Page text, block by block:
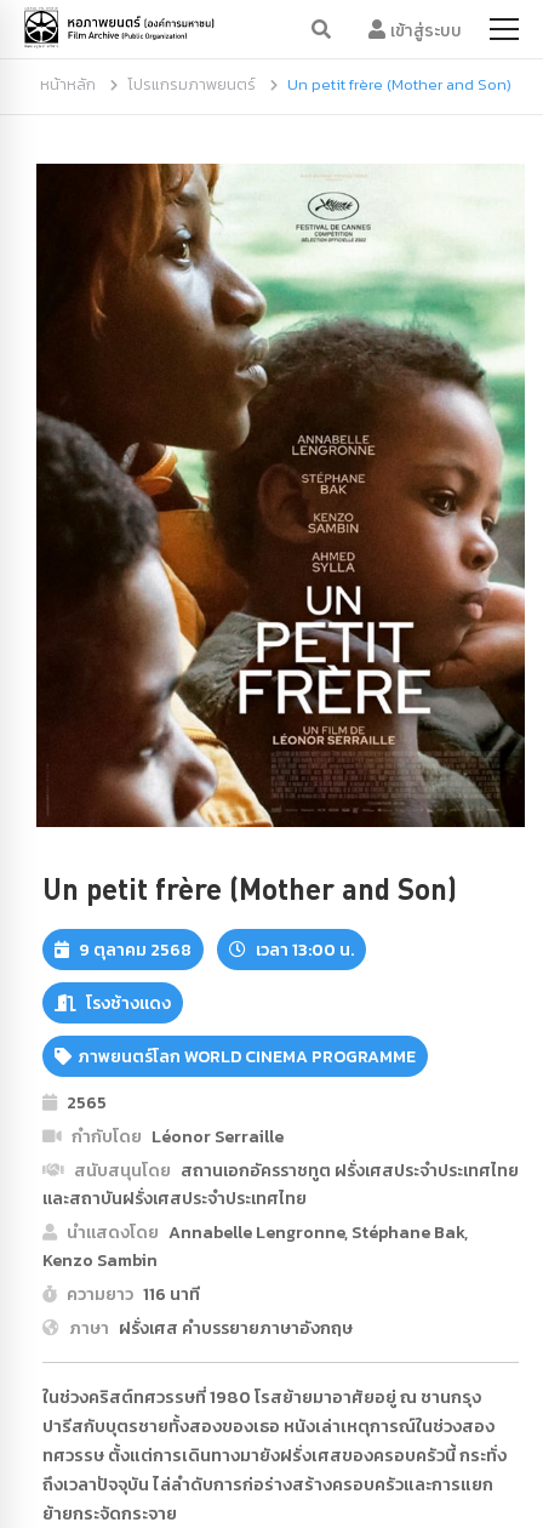
เข้าสู่ระบบ
หน้าหลัก โปรแกรมภาพยนตร์ Un petit frère (Mother and Son)
Un petit frère (Mother and Son)
9 ตุลาคม 2568 เวลา 13:00 น.
โรงช้างแดง
ภาพยนตร์โลก WORLD CINEMA PROGRAMME
2565
กำกับโดย Léonor Serraille
สนับสนุนโดย สถานเอกอัครราชทูต ฝรั่งเศสประจําประเทศไทย
และสถาบันฝรั่งเศสประจําประเทศไทย
นำแสดงโดย Annabelle Lengronne, Stéphane Bak,
Kenzo Sambin
ความยาว 116 นาที
ภาษา ฝรั่งเศส คำบรรยายภาษาอังกฤษ
ในช่วงคริสต์ทศวรรษที่ 1980 โรสย้ายมาอาศัยอยู่ ณ ชานกรุง
ปารีสกับบุตรชายทั้งสองของเธอ หนังเล่าเหตุการณ์ในช่วงสอง
ทศวรรษ ตั้งแต่การเดินทางมายังฝรั่งเศสของครอบครัวนี้ กระทั่ง
ถึงเวลาปัจจุบัน ไล่ลำดับการก่อร่างสร้างครอบครัวและการแยก
ย้ายกระจัดกระจาย